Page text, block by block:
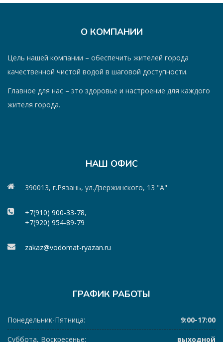
О КОМПАНИИ
Цель нашей компании – обеспечить жителей города
качественной чистой водой в шаговой доступности.
Главное для нас – это здоровье и настроение для каждого
жителя города.
НАШ ОФИС
390013, г.Рязань, ул.Дзержинского, 13 "А"
+7(910) 900-33-78,
+7(920) 954-89-79
zakaz@vodomat-ryazan.ru
ГРАФИК РАБОТЫ
Понедельник-Пятница: 9:00-17:00
Суббота, Воскресенье: выходной